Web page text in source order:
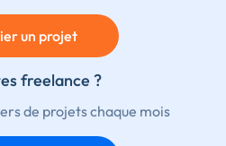
un projet
freelance ?
de projets chaque mois